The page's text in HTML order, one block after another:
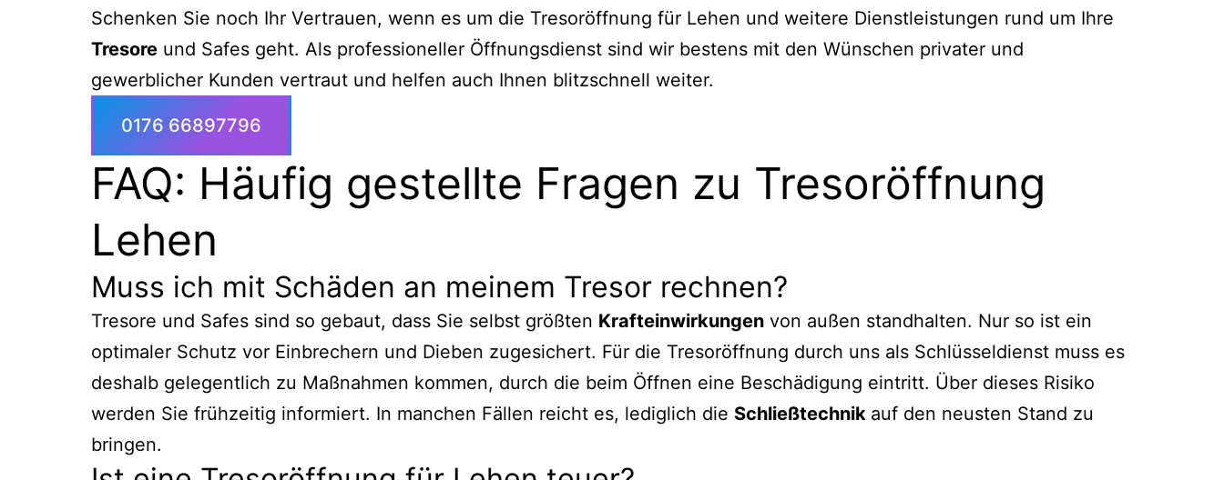
Schenken Sie noch Ihr Vertrauen, wenn es um die Tresoröffnung für Lehen und weitere Dienstleistungen rund um Ihre
Tresore und Safes geht. Als professioneller Öffnungsdienst sind wir bestens mit den Wünschen privater und
gewerblicher Kunden vertraut und helfen auch Ihnen blitzschnell weiter.
0176 66897796
FAQ: Häufig gestellte Fragen zu Tresoröffnung
Lehen
Muss ich mit Schäden an meinem Tresor rechnen?
Tresore und Safes sind so gebaut, dass Sie selbst größten Krafteinwirkungen von außen standhalten. Nur so ist ein
optimaler Schutz vor Einbrechern und Dieben zugesichert. Für die Tresoröffnung durch uns als Schlüsseldienst muss es
deshalb gelegentlich zu Maßnahmen kommen, durch die beim Öffnen eine Beschädigung eintritt. Über dieses Risiko
werden Sie frühzeitig informiert. In manchen Fällen reicht es, lediglich die Schließtechnik auf den neusten Stand zu
bringen.